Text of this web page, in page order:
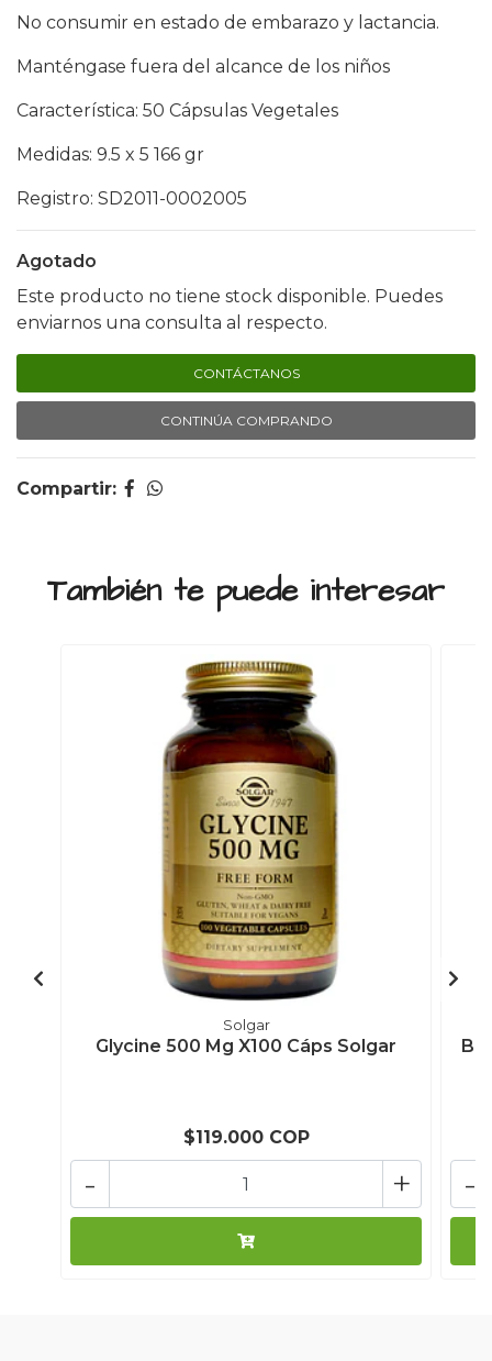
No consumir en estado de embarazo y lactancia.
Manténgase fuera del alcance de los niños
Característica: 50 Cápsulas Vegetales
Medidas: 9.5 x 5 166 gr
Registro: SD2011-0002005
Agotado
Este producto no tiene stock disponible. Puedes
enviarnos una consulta al respecto.
CONTÁCTANOS
CONTINÚA COMPRANDO
Compartir:
También te puede interesar
Solgar
Glycine 500 Mg X100 Cáps Solgar
$119.000 COP
+
-
B-
-